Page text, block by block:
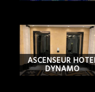
ASCENSEUR
DYNAMO